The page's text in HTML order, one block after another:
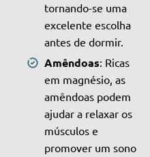
tornando-se uma
excelente escolha
antes de dormir.
Amêndoas: Ricas
em magnésio, as
amêndoas podem
ajudar a relaxar os
músculos e
promover um sono